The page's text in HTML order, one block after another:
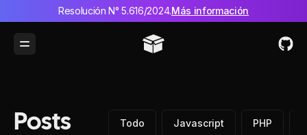
Resolución N° 5.616/2024.Más información
Toggle Menu
Posts
Todo Javascript PHP